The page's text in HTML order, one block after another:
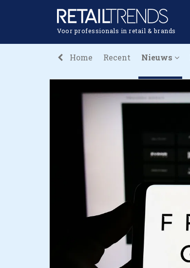
Voor professionals in retail & brands
Home Recent Nieuws